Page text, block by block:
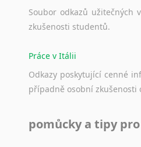
Soubor odkazů užitečných
zkušenosti studentů.
Práce v Itálii
Odkazy poskytující cenné
případně osobní zkušenosti
pomůcky a tipy